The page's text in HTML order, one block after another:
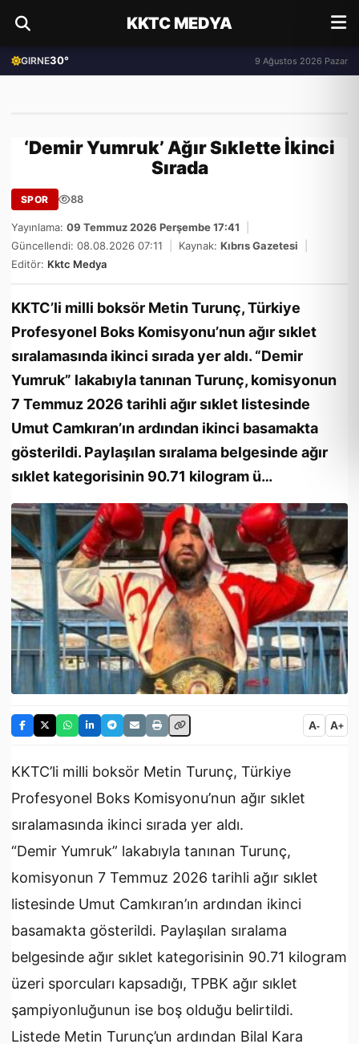
KKTC MEDYA
GIRNE30° 9 Ağustos 2026 Pazar
‘Demir Yumruk’ Ağır Sıklette İkinci
Sırada
SPOR 88
Yayınlama: 09 Temmuz 2026 Perşembe 17:41
Güncellendi: 08.08.2026 07:11
Kaynak: Kıbrıs Gazetesi
Editör: Kktc Medya
KKTC’li milli boksör Metin Turunç, Türkiye
Profesyonel Boks Komisyonu’nun ağır sıklet
sıralamasında ikinci sırada yer aldı. “Demir
Yumruk” lakabıyla tanınan Turunç, komisyonun
7 Temmuz 2026 tarihli ağır sıklet listesinde
Umut Camkıran’ın ardından ikinci basamakta
gösterildi. Paylaşılan sıralama belgesinde ağır
sıklet kategorisinin 90.71 kilogram ü…
A- A+
KKTC’li milli boksör Metin Turunç, Türkiye
Profesyonel Boks Komisyonu’nun ağır sıklet
sıralamasında ikinci sırada yer aldı.
“Demir Yumruk” lakabıyla tanınan Turunç,
komisyonun 7 Temmuz 2026 tarihli ağır sıklet
listesinde Umut Camkıran’ın ardından ikinci
basamakta gösterildi. Paylaşılan sıralama
belgesinde ağır sıklet kategorisinin 90.71 kilogram
üzeri sporcuları kapsadığı, TPBK ağır sıklet
şampiyonluğunun ise boş olduğu belirtildi.
Listede Metin Turunç’un ardından Bilal Kara